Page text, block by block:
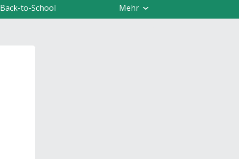
Back-to-School Mehr